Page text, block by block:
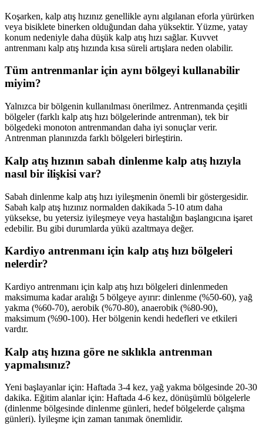
Koşarken, kalp atış hızınız genellikle aynı algılanan eforla yürürken
veya bisiklete binerken olduğundan daha yüksektir. Yüzme, yatay
konum nedeniyle daha düşük kalp atış hızı sağlar. Kuvvet
antrenmanı kalp atış hızında kısa süreli artışlara neden olabilir.
Tüm antrenmanlar için aynı bölgeyi kullanabilir
miyim?
Yalnızca bir bölgenin kullanılması önerilmez. Antrenmanda çeşitli
bölgeler (farklı kalp atış hızı bölgelerinde antrenman), tek bir
bölgedeki monoton antrenmandan daha iyi sonuçlar verir.
Antrenman planınızda farklı bölgeleri birleştirin.
Kalp atış hızının sabah dinlenme kalp atış hızıyla
nasıl bir ilişkisi var?
Sabah dinlenme kalp atış hızı iyileşmenin önemli bir göstergesidir.
Sabah kalp atış hızınız normalden dakikada 5-10 atım daha
yüksekse, bu yetersiz iyileşmeye veya hastalığın başlangıcına işaret
edebilir. Bu gibi durumlarda yükü azaltmaya değer.
Kardiyo antrenmanı için kalp atış hızı bölgeleri
nelerdir?
Kardiyo antrenmanı için kalp atış hızı bölgeleri dinlenmeden
maksimuma kadar aralığı 5 bölgeye ayırır: dinlenme (%50-60), yağ
yakma (%60-70), aerobik (%70-80), anaerobik (%80-90),
maksimum (%90-100). Her bölgenin kendi hedefleri ve etkileri
vardır.
Kalp atış hızına göre ne sıklıkla antrenman
yapmalısınız?
Yeni başlayanlar için: Haftada 3-4 kez, yağ yakma bölgesinde 20-30
dakika. Eğitim alanlar için: Haftada 4-6 kez, dönüşümlü bölgelerle
(dinlenme bölgesinde dinlenme günleri, hedef bölgelerde çalışma
günleri). İyileşme için zaman tanımak önemlidir.